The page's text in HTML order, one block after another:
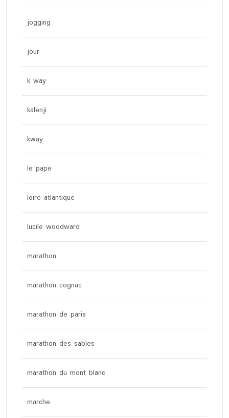
jogging
jour
k way
kalenji
kway
le pape
loire atlantique
lucile woodward
marathon
marathon cognac
marathon de paris
marathon des sables
marathon du mont blanc
marche